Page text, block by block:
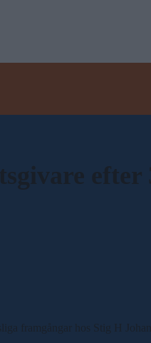
efter
framgångar hos Stig H